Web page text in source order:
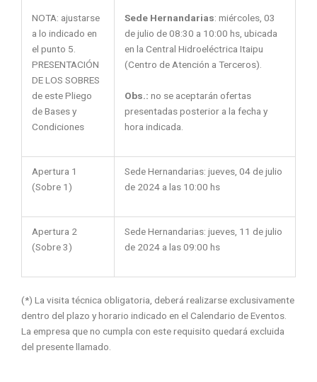
NOTA: ajustarse
a lo indicado en
el punto 5.
PRESENTACIÓN
DE LOS SOBRES
de este Pliego
de Bases y
Condiciones
Sede Hernandarias: miércoles, 03
de julio de 08:30 a 10:00 hs, ubicada
en la Central Hidroeléctrica Itaipu
(Centro de Atención a Terceros).
Obs.: no se aceptarán ofertas
presentadas posterior a la fecha y
hora indicada.
Apertura 1
(Sobre 1)
Sede Hernandarias: jueves, 04 de julio
de 2024 a las 10:00 hs
Apertura 2
(Sobre 3)
Sede Hernandarias: jueves, 11 de julio
de 2024 a las 09:00 hs
(*) La visita técnica obligatoria, deberá realizarse exclusivamente
dentro del plazo y horario indicado en el Calendario de Eventos.
La empresa que no cumpla con este requisito quedará excluida
del presente llamado.